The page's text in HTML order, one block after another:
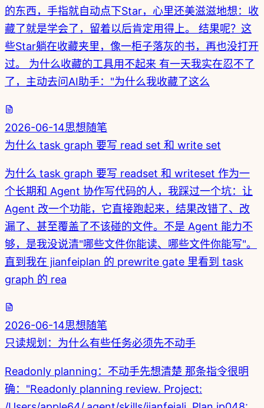
的东西，手指就自动点下Star，心里还美滋滋地想：收
藏了就是学会了，留着以后肯定用得上。 结果呢？这
些Star躺在收藏夹里，像一柜子落灰的书，再也没打开
过。 为什么收藏的工具用不起来 有一天我实在忍不了
了，主动去问AI助手："为什么我收藏了这么
2026-06-14思想随笔
为什么 task graph 要写 read set 和 write set
为什么 task graph 要写 readset 和 writeset 作为一
个长期和 Agent 协作写代码的人，我踩过一个坑：让
Agent 改一个功能，它直接跑起来，结果改错了、改
漏了、甚至覆盖了不该碰的文件。不是 Agent 能力不
够，是我没说清"哪些文件你能读、哪些文件你能写"。
直到我在 jianfeiplan 的 prewrite gate 里看到 task
graph 的 rea
2026-06-14思想随笔
只读规划：为什么有些任务必须先不动手
Readonly planning：不动手先想清楚 那条指令很明
确："Readonly planning review. Project: